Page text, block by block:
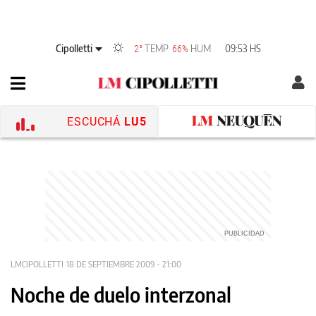
Cipolletti 2° TEMP 66% HUM 09:53 HS
ESCUCHÁ LU5
LMCIPOLLETTI 18 DE SEPTIEMBRE 2009 - 21:00
Noche de duelo interzonal